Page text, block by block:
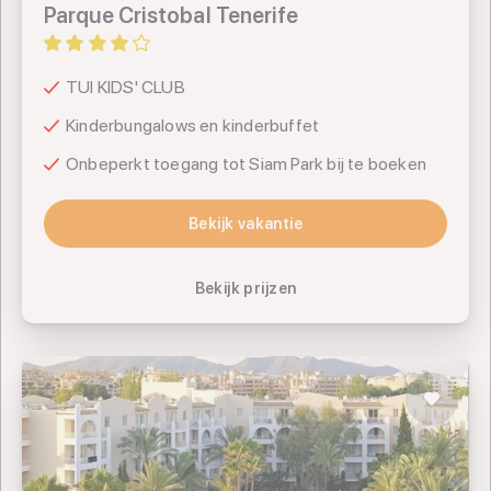
Parque Cristobal Tenerife
TUI KIDS' CLUB
Kinderbungalows en kinderbuffet
Onbeperkt toegang tot Siam Park bij te boeken
Bekijk vakantie
Bekijk prijzen
Bekijk vakantie
Aparthotel Protur Safari Park